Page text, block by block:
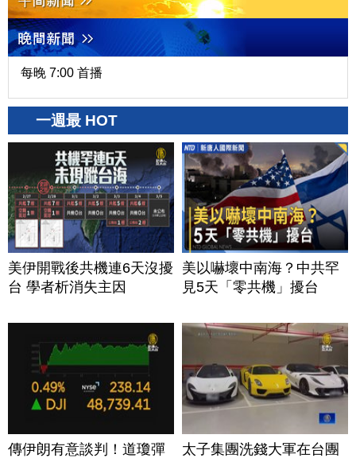
每晚 7:00 首播
一週最 HOT
美伊開戰後共機連6天沒擾
台 學者析消失主因
美以嚇壞中南海？中共罕
見5天「零共機」擾台
傳伊朗有意談判！道瓊彈
太子集團洗錢大軍在台團